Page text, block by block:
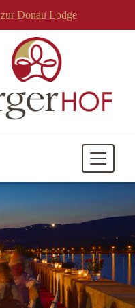
zur Donau Lodge
Mobile